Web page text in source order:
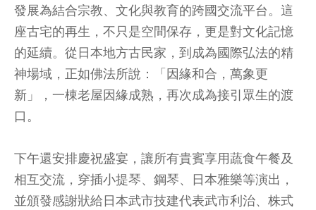
發展為結合宗教、文化與教育的跨國交流平台。這
座古宅的再生，不只是空間保存，更是對文化記憶
的延續。從日本地方古民家，到成為國際弘法的精
神場域，正如佛法所說：「因緣和合，萬象更
新」，一棟老屋因緣成熟，再次成為接引眾生的渡
口。
下午還安排慶祝盛宴，讓所有貴賓享用蔬食午餐及
相互交流，穿插小提琴、鋼琴、日本雅樂等演出，
並頒發感謝狀給日本武市技建代表武市利治、株式